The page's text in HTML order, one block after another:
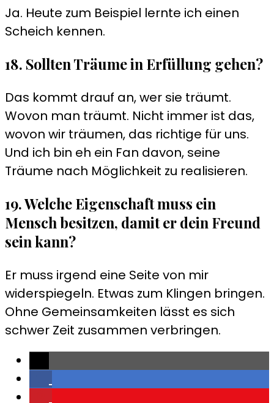
Ja. Heute zum Beispiel lernte ich einen
Scheich kennen.
18. Sollten Träume in Erfüllung gehen?
Das kommt drauf an, wer sie träumt.
Wovon man träumt. Nicht immer ist das,
wovon wir träumen, das richtige für uns.
Und ich bin eh ein Fan davon, seine
Träume nach Möglichkeit zu realisieren.
19. Welche Eigenschaft muss ein
Mensch besitzen, damit er dein Freund
sein kann?
Er muss irgend eine Seite von mir
widerspiegeln. Etwas zum Klingen bringen.
Ohne Gemeinsamkeiten lässt es sich
schwer Zeit zusammen verbringen.